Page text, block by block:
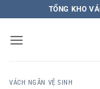
qua
nội
TỔNG KHO
VÁCH NGĂN VỆ SINH